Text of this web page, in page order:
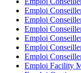
Emploi
Emploi
Emploi
Emploi
Emploi
Emploi
Emploi Facility